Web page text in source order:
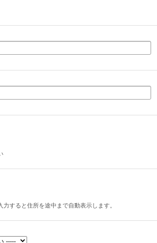
すると住所を途中まで自動表示します。